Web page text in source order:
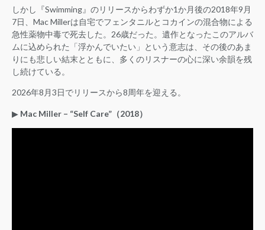
しかし『Swimming』のリリースからわずか1か月後の2018年9月
7日、Mac Millerは自宅でフェンタニルとコカインの混合物による
急性薬物中毒で死去した。26歳だった。遺作となったこのアルバ
ムに込められた「浮かんでいたい」という意志は、その後のあま
りにも悲しい結末とともに、多くのリスナーの心に深い余韻を残
し続けている。
2026年8月3日でリリースから8周年を迎える。
▶︎ Mac Miller – “Self Care”（2018）